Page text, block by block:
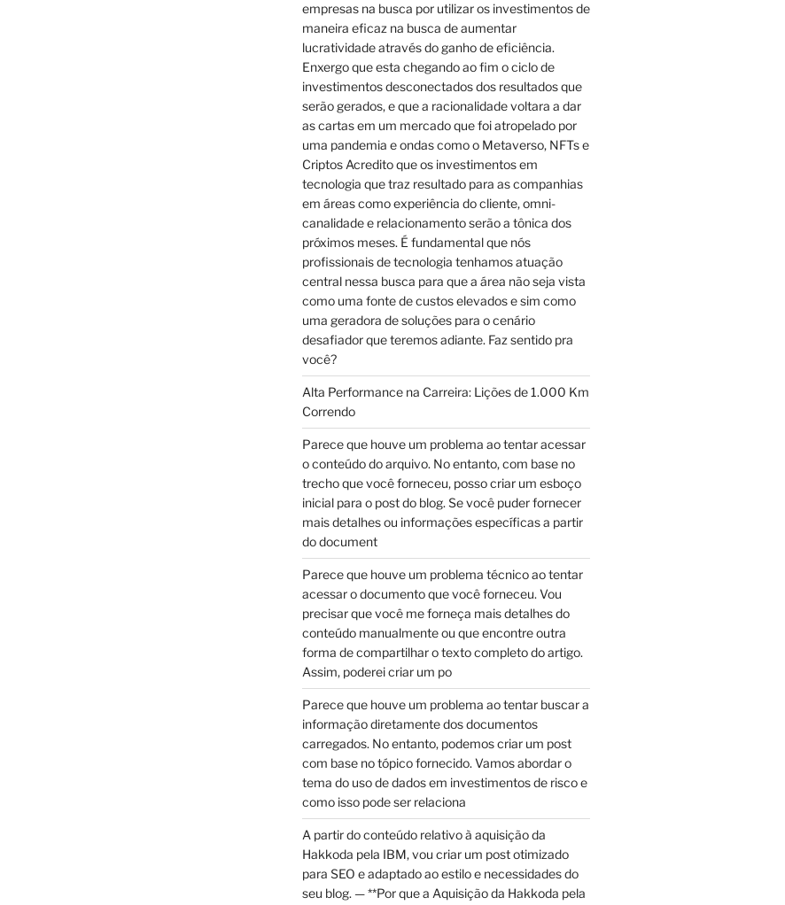
empresas na busca por utilizar os investimentos de
maneira eficaz na busca de aumentar
lucratividade através do ganho de eficiência.
Enxergo que esta chegando ao fim o ciclo de
investimentos desconectados dos resultados que
serão gerados, e que a racionalidade voltara a dar
as cartas em um mercado que foi atropelado por
uma pandemia e ondas como o Metaverso, NFTs e
Criptos Acredito que os investimentos em
tecnologia que traz resultado para as companhias
em áreas como experiência do cliente, omni-
canalidade e relacionamento serão a tônica dos
próximos meses. É fundamental que nós
profissionais de tecnologia tenhamos atuação
central nessa busca para que a área não seja vista
como uma fonte de custos elevados e sim como
uma geradora de soluções para o cenário
desafiador que teremos adiante. Faz sentido pra
você?
Alta Performance na Carreira: Lições de 1.000 Km
Correndo
Parece que houve um problema ao tentar acessar
o conteúdo do arquivo. No entanto, com base no
trecho que você forneceu, posso criar um esboço
inicial para o post do blog. Se você puder fornecer
mais detalhes ou informações específicas a partir
do document
Parece que houve um problema técnico ao tentar
acessar o documento que você forneceu. Vou
precisar que você me forneça mais detalhes do
conteúdo manualmente ou que encontre outra
forma de compartilhar o texto completo do artigo.
Assim, poderei criar um po
Parece que houve um problema ao tentar buscar a
informação diretamente dos documentos
carregados. No entanto, podemos criar um post
com base no tópico fornecido. Vamos abordar o
tema do uso de dados em investimentos de risco e
como isso pode ser relaciona
A partir do conteúdo relativo à aquisição da
Hakkoda pela IBM, vou criar um post otimizado
para SEO e adaptado ao estilo e necessidades do
seu blog. — **Por que a Aquisição da Hakkoda pela